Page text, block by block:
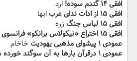
افقی ۱۴ گندم سوده!
ارد
افقی ۱۵ از ادات ندای عرب
ایها
افقی ۱۵ لباس جنگ
زره
افقی ۱۵ اختراع «نيكولاس برانكو»‬‫ فرانسوی
عمودی ۱ پيشوای مذهبی يهوديت
خاخام
عمودی ۱ درقرآن بارها به آن سوگند خورده شده